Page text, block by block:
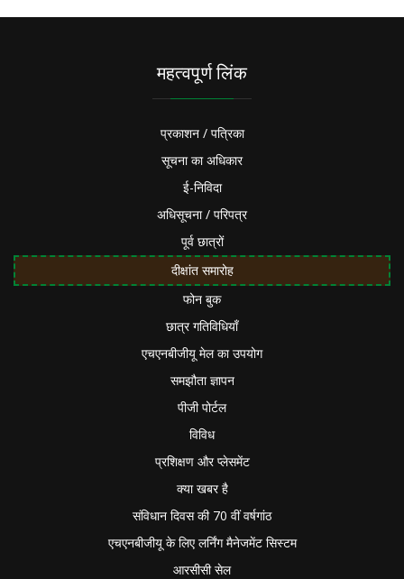
महत्वपूर्ण लिंक
प्रकाशन / पत्रिका
सूचना का अधिकार
ई-निविदा
अधिसूचना / परिपत्र
पूर्व छात्रों
दीक्षांत समारोह
फोन बुक
छात्र गतिविधियाँ
एचएनबीजीयू मेल का उपयोग
समझौता ज्ञापन
पीजी पोर्टल
विविध
प्रशिक्षण और प्लेसमेंट
क्या खबर है
संविधान दिवस की 70 वीं वर्षगांठ
एचएनबीजीयू के लिए लर्निंग मैनेजमेंट सिस्टम
आरसीसी सेल